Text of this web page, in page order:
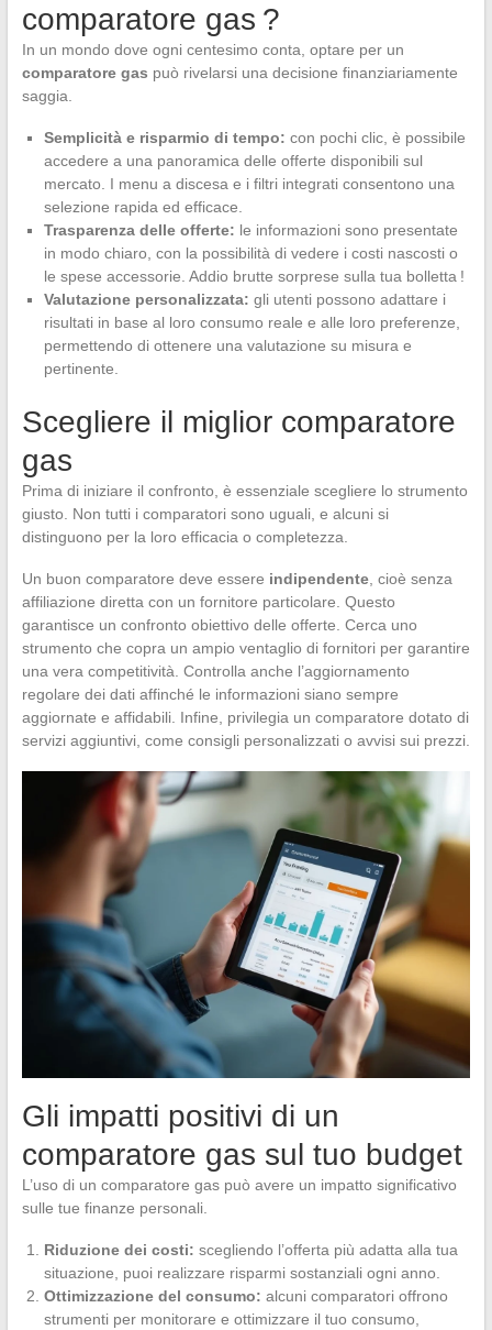
comparatore gas ?
In un mondo dove ogni centesimo conta, optare per un
comparatore gas può rivelarsi una decisione finanziariamente
saggia.
Semplicità e risparmio di tempo: con pochi clic, è possibile
accedere a una panoramica delle offerte disponibili sul
mercato. I menu a discesa e i filtri integrati consentono una
selezione rapida ed efficace.
Trasparenza delle offerte: le informazioni sono presentate
in modo chiaro, con la possibilità di vedere i costi nascosti o
le spese accessorie. Addio brutte sorprese sulla tua bolletta !
Valutazione personalizzata: gli utenti possono adattare i
risultati in base al loro consumo reale e alle loro preferenze,
permettendo di ottenere una valutazione su misura e
pertinente.
Scegliere il miglior comparatore
gas
Prima di iniziare il confronto, è essenziale scegliere lo strumento
giusto. Non tutti i comparatori sono uguali, e alcuni si
distinguono per la loro efficacia o completezza.
Un buon comparatore deve essere indipendente, cioè senza
affiliazione diretta con un fornitore particolare. Questo
garantisce un confronto obiettivo delle offerte. Cerca uno
strumento che copra un ampio ventaglio di fornitori per garantire
una vera competitività. Controlla anche l’aggiornamento
regolare dei dati affinché le informazioni siano sempre
aggiornate e affidabili. Infine, privilegia un comparatore dotato di
servizi aggiuntivi, come consigli personalizzati o avvisi sui prezzi.
Gli impatti positivi di un
comparatore gas sul tuo budget
L’uso di un comparatore gas può avere un impatto significativo
sulle tue finanze personali.
Riduzione dei costi: scegliendo l’offerta più adatta alla tua
situazione, puoi realizzare risparmi sostanziali ogni anno.
Ottimizzazione del consumo: alcuni comparatori offrono
strumenti per monitorare e ottimizzare il tuo consumo,